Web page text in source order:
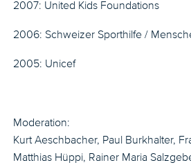
2007: United Kids Foundations
2006: Schweizer Sporthilfe /
2005: Unicef
Moderation:
Kurt Aeschbacher, Paul Burkhalter,
Matthias Hüppi, Rainer Maria